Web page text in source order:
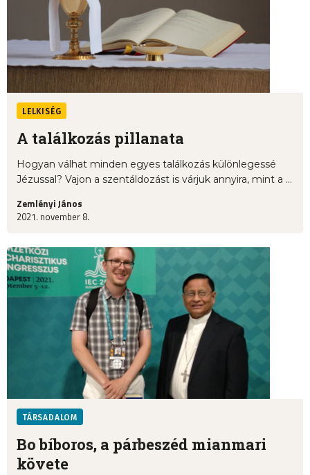
LELKISÉG
A találkozás pillanata
Hogyan válhat minden egyes találkozás különlegessé
Jézussal? Vajon a szentáldozást is várjuk annyira, mint a ...
Zemlényi János
2021. november 8.
TÁRSADALOM
Bo bíboros, a párbeszéd mianmari
követe